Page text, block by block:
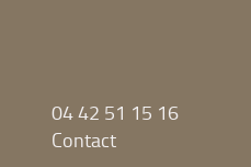
04 42 51 15 16
Contact